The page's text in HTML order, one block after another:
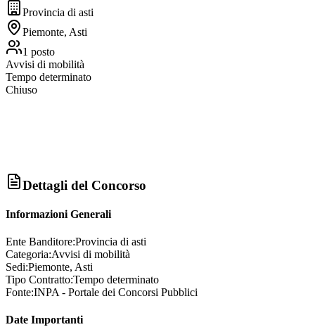
Provincia di asti
Piemonte, Asti
1 posto
Avvisi di mobilità
Tempo determinato
Chiuso
Dettagli del Concorso
Informazioni Generali
Ente Banditore:Provincia di asti
Categoria:Avvisi di mobilità
Sedi:Piemonte, Asti
Tipo Contratto:Tempo determinato
Fonte:INPA - Portale dei Concorsi Pubblici
Date Importanti